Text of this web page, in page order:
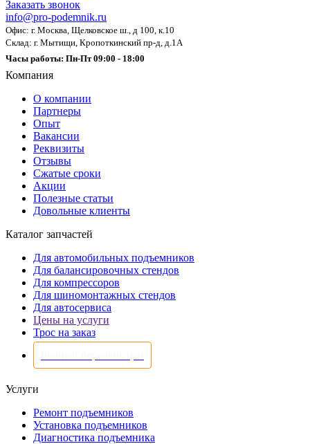
Заказать звонок
info@pro-podemnik.ru
Офис: г. Москва, Щелковское ш., д 100, к.10
Склад: г. Мытищи, Кропоткинский пр-д, д.1А
Часы работы: Пн-Пт 09:00 - 18:00
Компания
О компании
Партнеры
Опыт
Вакансии
Реквизиты
Отзывы
Сжатые сроки
Акции
Полезные статьи
Довольные клиенты
Каталог запчастей
Для автомобильных подъемников
Для балансировочных стендов
Для компрессоров
Для шиномонтажных стендов
Для автосервиса
Цены на услуги
Трос на заказ
Услуги
Ремонт подъемников
Установка подъемников
Диагностика подъемника